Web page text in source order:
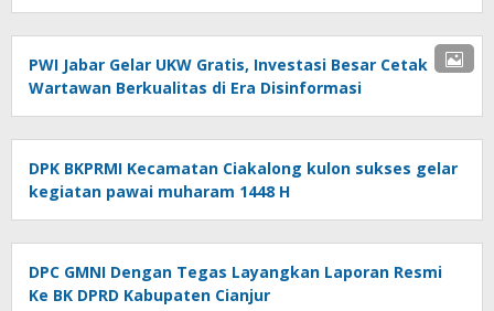
PWI Jabar Gelar UKW Gratis, Investasi Besar Cetak
Wartawan Berkualitas di Era Disinformasi
DPK BKPRMI Kecamatan Ciakalong kulon sukses gelar
kegiatan pawai muharam 1448 H
DPC GMNI Dengan Tegas Layangkan Laporan Resmi
Ke BK DPRD Kabupaten Cianjur